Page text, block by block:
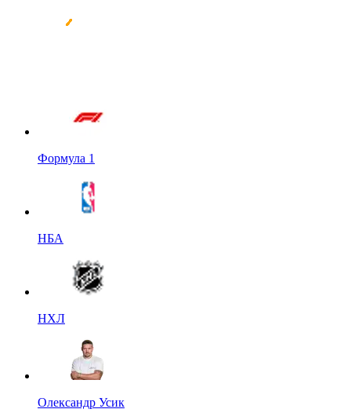
Формула 1
НБА
НХЛ
Олександр Усик